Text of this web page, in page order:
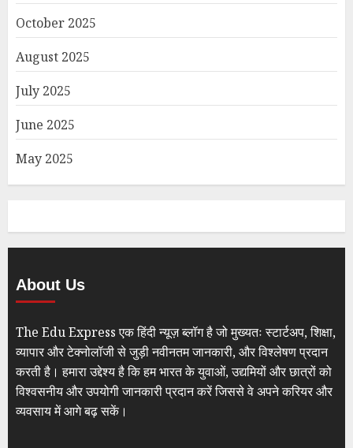
October 2025
August 2025
July 2025
June 2025
May 2025
About Us
The Edu Express एक हिंदी न्यूज़ ब्लॉग है जो मुख्यतः स्टार्टअप, शिक्षा,
व्यापार और टेक्नोलॉजी से जुड़ी नवीनतम जानकारी, और विश्लेषण प्रदान
करती है। हमारा उद्देश्य है कि हम भारत के युवाओं, उद्यमियों और छात्रों को
विश्वसनीय और उपयोगी जानकारी प्रदान करें जिससे वे अपने करियर और
व्यवसाय में आगे बढ़ सकें।